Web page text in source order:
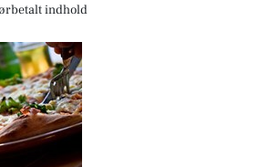
indhold